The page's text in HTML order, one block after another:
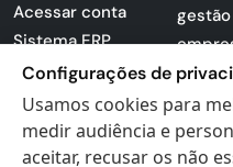
Acessar conta
Sistema ERP
Apresentação
PDF
Loja -
Certificados
gestão
lojas
Configurações de
Usamos cookies para
medir audiência e
aceitar, recusar os não